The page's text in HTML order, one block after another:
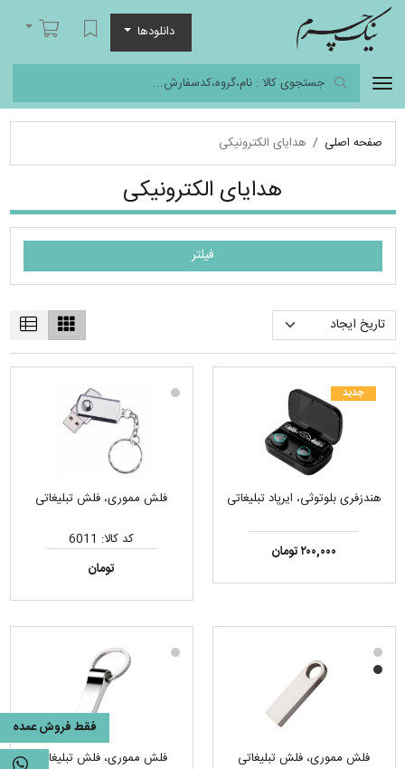
دانلودها
لیست مورد علاقه
سبد خرید
صفحه اصلی هدایای الکترونیکی
هدایای الکترونیکی
فیلتر
جدید
هندزفری بلوتوثی، ایرپاد تبلیغاتی
۲۰۰,۰۰۰ تومان
فلش مموری، فلش تبلیغاتی
کد کالا: 6011
تومان
فلش مموری، فلش تبلیغاتی فلش مموری، فلش تبلیغاتی
فقط فروش عمده